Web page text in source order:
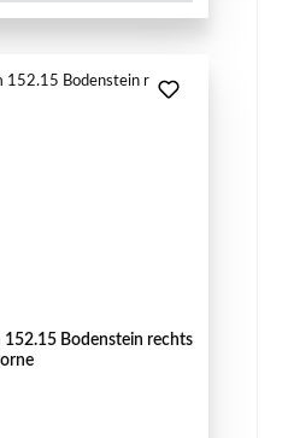
Bodenstein rechts